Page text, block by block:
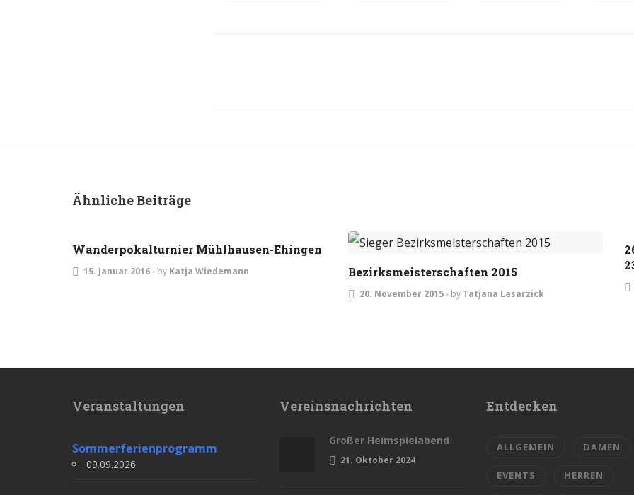
Ähnliche Beiträge
DAMEN TURNIERE
Wanderpokalturnier Mühlhausen-Ehingen
15. Januar 2016- by Katja Wiedemann Bezirksmeisterschaften 2015
20. November 2015- by Tatjana Lasarzick
Veranstaltungen
Sommerferienprogramm
09.09.2026
Vereinsnachrichten
Großer Heimspielabend
21. Oktober 2024
Entdecken
ALLGEMEIN DAMEN
EVENTS HERREN